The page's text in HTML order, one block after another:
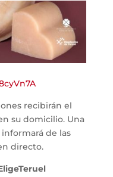
recibirán el
su domicilio. Una
de las
directo.